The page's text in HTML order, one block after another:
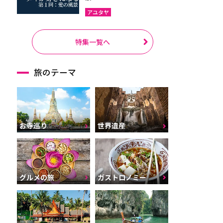
アユタヤ
特集一覧へ
旅のテーマ
お寺巡り 世界遺産
グルメの旅 ガストロノミー